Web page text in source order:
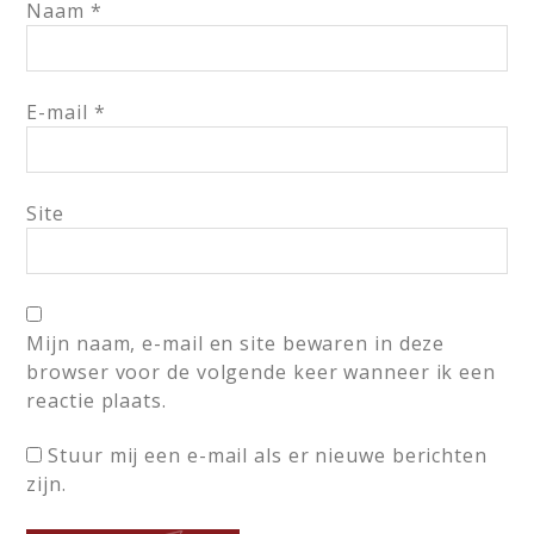
Naam *
E-mail *
Site
Mijn naam, e-mail en site bewaren in deze
browser voor de volgende keer wanneer ik een
reactie plaats.
Stuur mij een e-mail als er nieuwe berichten
zijn.